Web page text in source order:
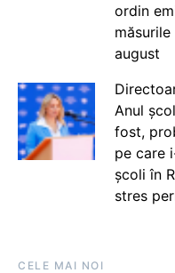
ordin
august
Anul
fost,
pe care
școli în
stres
CELE MAI NOI